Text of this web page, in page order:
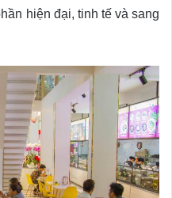
hiện đại, tinh tế và sang